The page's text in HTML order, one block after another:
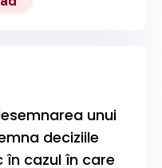
unui
deciziile
în cazul în care